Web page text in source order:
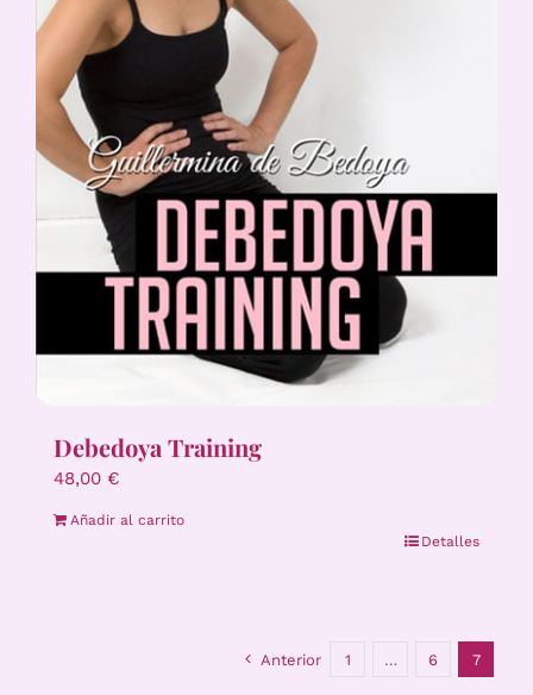
Debedoya Training
48,00 €
Añadir al carrito
Detalles
Anterior 1 … 6 7